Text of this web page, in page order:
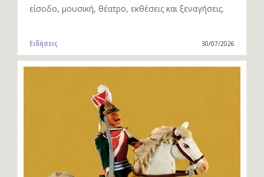
είσοδο, μουσική, θέατρο, εκθέσεις και ξεναγήσεις.
Ειδήσεις 30/07/2026